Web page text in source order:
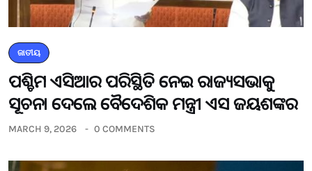
ଜାତୀୟ
ପଶ୍ଚିମ ଏସିଆର ପରିସ୍ଥିତି ନେଇ ରାଜ୍ୟସଭାକୁ
ସୂଚନା ଦେଲେ ବୈଦେଶିକ ମନ୍ତ୍ରୀ ଏସ ଜୟଶଙ୍କର
MARCH 9, 2026 0 COMMENTS